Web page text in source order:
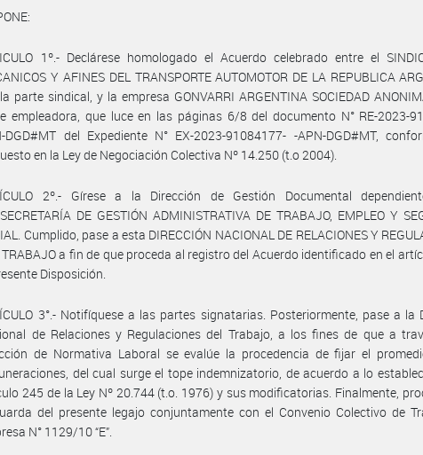
1º.- Declárese homologado el Acuerdo celebrado entre el
Y AFINES DEL TRANSPORTE AUTOMOTOR DE LA REPUBLICA
parte sindical, y la empresa GONVARRI ARGENTINA SOCIEDAD
empleadora, que luce en las páginas 6/8 del documento N° RE-2023-
DGD#MT del Expediente N° EX-2023-91084177- -APN-DGD#MT,
en la Ley de Negociación Colectiva Nº 14.250 (t.o 2004).
2º.- Gírese a la Dirección de Gestión Documental
DE GESTIÓN ADMINISTRATIVA DE TRABAJO, EMPLEO Y
Cumplido, pase a esta DIRECCIÓN NACIONAL DE RELACIONES Y
TRABAJO a fin de que proceda al registro del Acuerdo identificado en el
Disposición.
3°.- Notifíquese a las partes signatarias. Posteriormente, pase a la
de Relaciones y Regulaciones del Trabajo, a los fines de que a
de Normativa Laboral se evalúe la procedencia de fijar el
del cual surge el tope indemnizatorio, de acuerdo a lo
245 de la Ley Nº 20.744 (t.o. 1976) y sus modificatorias. Finalmente,
del presente legajo conjuntamente con el Convenio Colectivo de
N° 1129/10 “E”.